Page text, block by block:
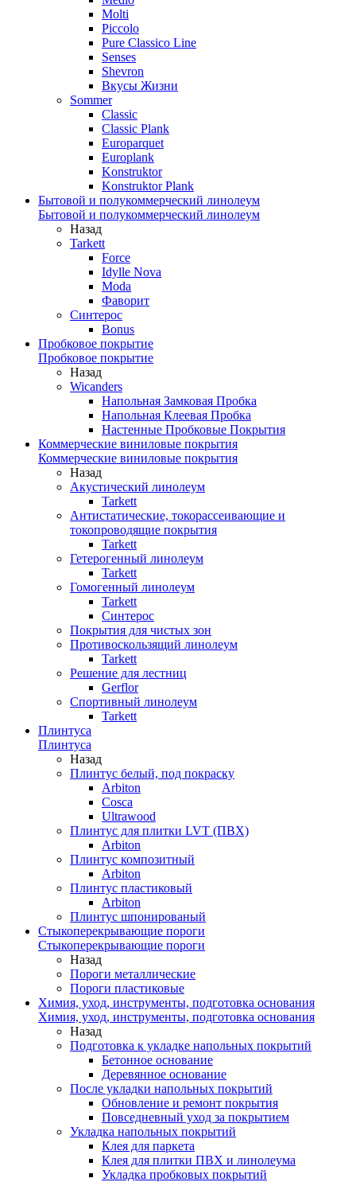
Molti
Piccolo
Pure Classico Line
Senses
Shevron
Вкусы Жизни
Sommer
Classic
Classic Plank
Europarquet
Europlank
Konstruktor
Konstruktor Plank
Бытовой и полукоммерческий линолеум
Бытовой и полукоммерческий линолеум
Назад
Tarkett
Force
Idylle Nova
Moda
Фаворит
Синтерос
Bonus
Пробковое покрытие
Пробковое покрытие
Назад
Wicanders
Напольная Замковая Пробка
Напольная Клеевая Пробка
Настенные Пробковые Покрытия
Коммерческие виниловые покрытия
Коммерческие виниловые покрытия
Назад
Акустический линолеум
Tarkett
Антистатические, токорассеивающие и
токопроводящие покрытия
Tarkett
Гетерогенный линолеум
Tarkett
Гомогенный линолеум
Tarkett
Синтерос
Покрытия для чистых зон
Противоскользящий линолеум
Tarkett
Решение для лестниц
Gerflor
Спортивный линолеум
Tarkett
Плинтуса
Плинтуса
Назад
Плинтус белый, под покраску
Arbiton
Cosca
Ultrawood
Плинтус для плитки LVT (ПВХ)
Arbiton
Плинтус композитный
Arbiton
Плинтус пластиковый
Arbiton
Плинтус шпонированый
Стыкоперекрывающие пороги
Стыкоперекрывающие пороги
Назад
Пороги металлические
Пороги пластиковые
Химия, уход, инструменты, подготовка основания
Химия, уход, инструменты, подготовка основания
Назад
Подготовка к укладке напольных покрытий
Бетонное основание
Деревянное основание
После укладки напольных покрытий
Обновление и ремонт покрытия
Повседневный уход за покрытием
Укладка напольных покрытий
Клея для паркета
Клея для плитки ПВХ и линолеума
Укладка пробковых покрытий